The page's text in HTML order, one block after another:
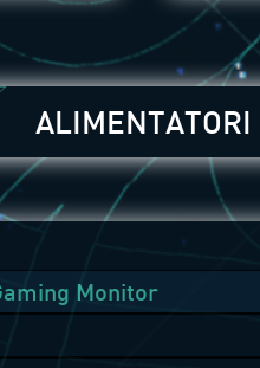
ALIMENTATORI
Monitor